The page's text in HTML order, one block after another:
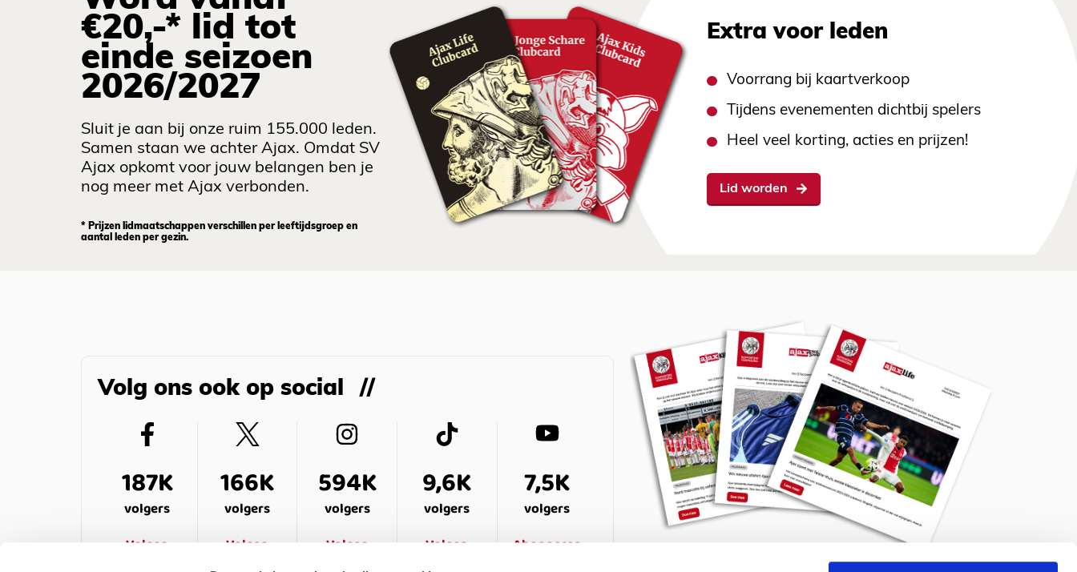
€20,-* lid tot
einde seizoen
2026/2027
Sluit je aan bij onze ruim 155.000 leden.
Samen staan we achter Ajax. Omdat SV
Ajax opkomt voor jouw belangen ben je
nog meer met Ajax verbonden.
* Prijzen lidmaatschappen verschillen per leeftijdsgroep en
aantal leden per gezin.
Extra voor leden
Voorrang bij kaartverkoop
Tijdens evenementen dichtbij spelers
Heel veel korting, acties en prijzen!
Lid worden
Volg ons ook op social
187K
volgers
Volgen
166K
volgers
Volgen
594K
volgers
Volgen
9,6K
volgers
Volgen
7,5K
volgers
Abonneren